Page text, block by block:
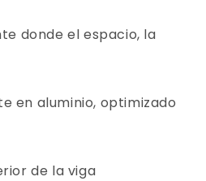
donde el espacio, la
en aluminio, optimizado
de la viga